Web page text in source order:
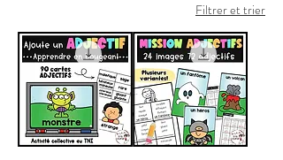
Filtrer et trier